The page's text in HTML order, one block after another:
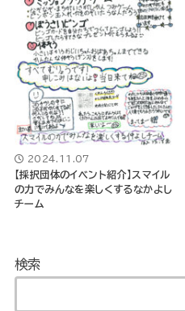
2024.11.07
【採択団体のイベント紹介】スマイル
の力でみんなを楽しくするなかよし
チーム
検索